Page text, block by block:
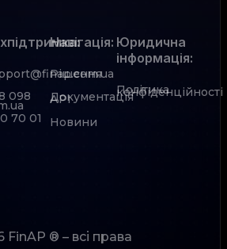
098
70 01
Рішення
Документація
АРІ
Новини
Навігація: Юридична
інформація:
Політика
конфіденційності
FinAP ® – всі права